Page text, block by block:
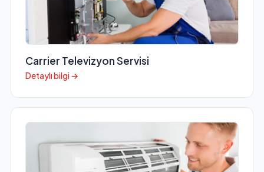
Carrier Televizyon Servisi
Detaylı bilgi →